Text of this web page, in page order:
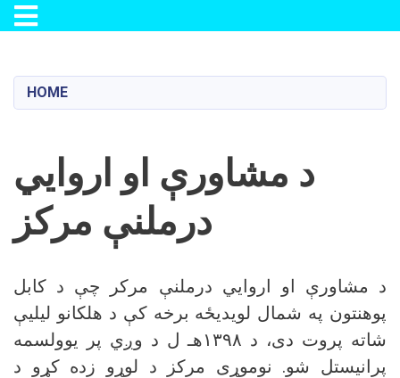
content
Toggle navigation
HOME
د مشاورې او اروايي
درملنې مرکز
د مشاورې او اروايي درملنې مرکر چې د کابل
پوهنتون په شمال لویدیځه برخه کې د هلکانو لیلیې
شاته پروت دی، د ۱۳۹۸هـ ل د وږي پر یوولسمه
پرانیستل شو. نوموړی مرکز د لوړو زده کړو د